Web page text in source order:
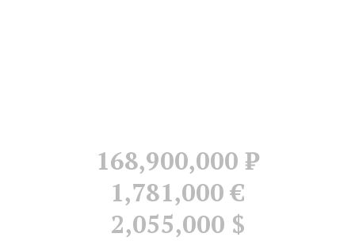
168,900,000 Р
1,781,000 €
2,055,000 $